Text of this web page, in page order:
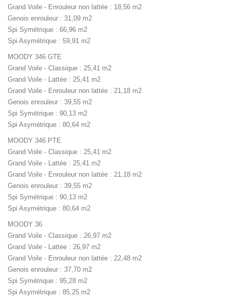
Grand Voile - Enrouleur non lattée : 18,56 m2
Genois enrouleur : 31,09 m2
Spi Symétrique : 66,96 m2
Spi Asymétrique : 59,91 m2
MOODY 346 GTE
Grand Voile - Classique : 25,41 m2
Grand Voile - Lattée : 25,41 m2
Grand Voile - Enrouleur non lattée : 21,18 m2
Genois enrouleur : 39,55 m2
Spi Symétrique : 90,13 m2
Spi Asymétrique : 80,64 m2
MOODY 346 PTE
Grand Voile - Classique : 25,41 m2
Grand Voile - Lattée : 25,41 m2
Grand Voile - Enrouleur non lattée : 21,18 m2
Genois enrouleur : 39,55 m2
Spi Symétrique : 90,13 m2
Spi Asymétrique : 80,64 m2
MOODY 36
Grand Voile - Classique : 26,97 m2
Grand Voile - Lattée : 26,97 m2
Grand Voile - Enrouleur non lattée : 22,48 m2
Genois enrouleur : 37,70 m2
Spi Symétrique : 95,28 m2
Spi Asymétrique : 85,25 m2